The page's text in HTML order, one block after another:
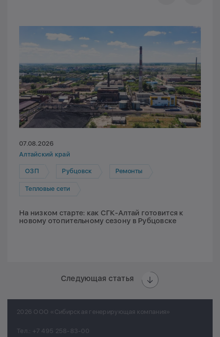
07.08.2026
Алтайский край
ОЗП Рубцовск Ремонты
Тепловые сети
На низком старте: как СГК-Алтай готовится к
новому отопительному сезону в Рубцовске
Следующая статья
2026 ООО «Сибирская генерирующая компания»
Тел.: +7 495 258-83-00